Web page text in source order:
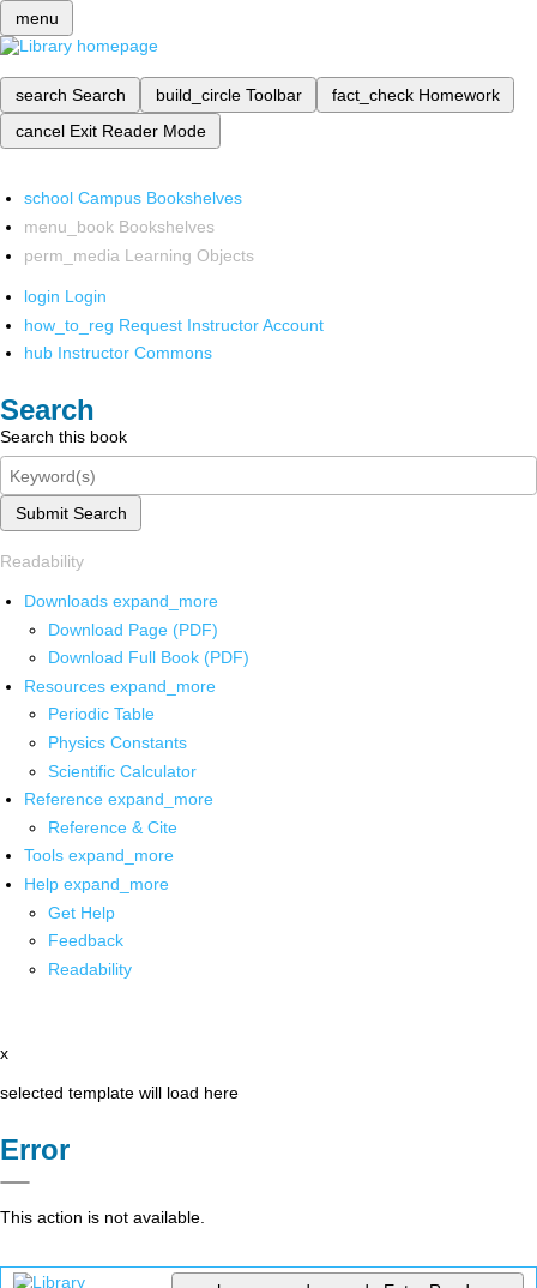
menu
search Search build_circle Toolbar fact_check Homework
cancel Exit Reader Mode
school Campus Bookshelves
menu_book Bookshelves
perm_media Learning Objects
login Login
how_to_reg Request Instructor Account
hub Instructor Commons
Search
Search this book
Submit Search
Readability
Downloads expand_more
Download Page (PDF)
Download Full Book (PDF)
Resources expand_more
Periodic Table
Physics Constants
Scientific Calculator
Reference expand_more
Reference & Cite
Tools expand_more
Help expand_more
Get Help
Feedback
Readability
x
selected template will load here
Error
This action is not available.